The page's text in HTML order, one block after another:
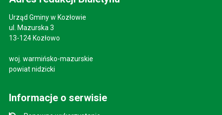
Urząd Gminy w Kozłowie
ul. Mazurska 3
13-124 Kozłowo
woj. warmińsko-mazurskie
powiat nidzicki
Informacje o serwisie